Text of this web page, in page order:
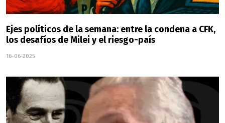
Ejes políticos de la semana: entre la condena a CFK,
los desafíos de Milei y el riesgo-país
16-06-2025